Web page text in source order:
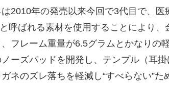
2010年の発売以来今回で3代目で、医
と呼ばれる素材を使用することにより
フレーム重量が6.5グラムとかなりの
ーズパッドを開発し、テンプル（耳
ネのズレ落ちを軽減し“すべらない”